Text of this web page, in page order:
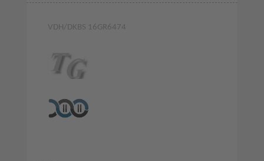
VDH/DKBS 16GR6474